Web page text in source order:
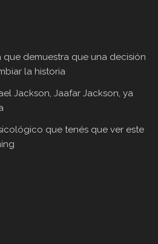
que demuestra que una decisión
la historia
Jackson, Jaafar Jackson, ya
que tenés que ver este